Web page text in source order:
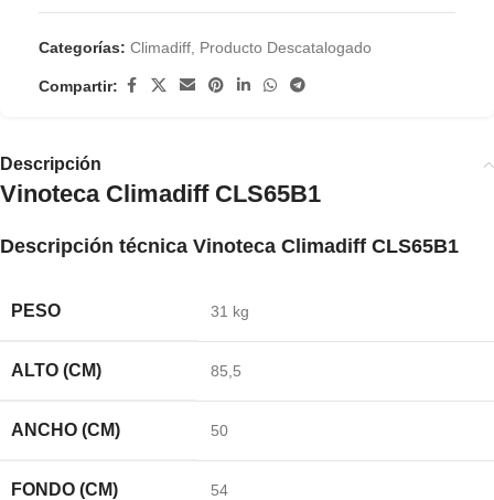
Categorías: Climadiff Producto Descatalogado
Compartir:
Descripción
Vinoteca Climadiff CLS65B1
Descripción técnica Vinoteca Climadiff CLS65B1
PESO 31 kg
ALTO (CM) 85,5
ANCHO (CM) 50
FONDO (CM) 54